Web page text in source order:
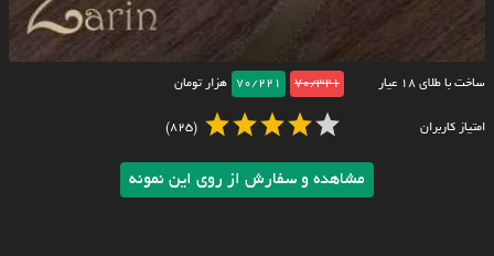
ساخت با طلای ۱۸ عیار 70/321
70/221 هزار تومان
امتیاز کاربران (825)
مشاهده و سفارش از روی این نمونه